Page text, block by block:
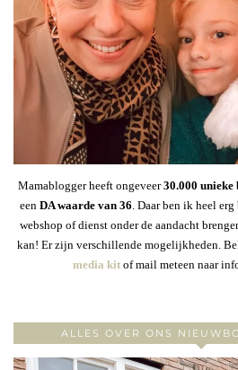
Mamablogger heeft ongeveer30.000 unieke
een DA waarde van 36. Daar ben ik heel
webshop of dienst onder de aandacht
kan! Er zijn verschillende mogelijkheden.
media kitof mail meteen naar
ALLES OVER ONS